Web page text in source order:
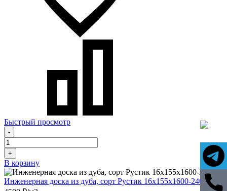
Быстрый просмотр
-
+
В корзину
Инженерная доска из дуба, сорт Рустик 16х155х1600-2400